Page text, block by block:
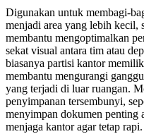
Digunakan untuk membagi-
menjadi area yang lebih kecil,
membantu mengoptimalkan
sekat visual antara tim atau
biasanya partisi kantor
membantu mengurangi
yang terjadi di luar ruangan.
penyimpanan tersembunyi,
menyimpan dokumen penting
menjaga kantor agar tetap rapi.